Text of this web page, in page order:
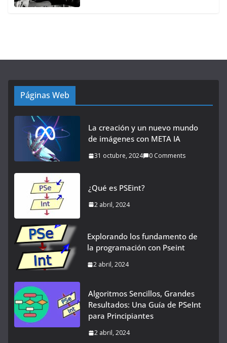
Páginas Web
La creación y un nuevo mundo
de imágenes con META IA
31 octubre, 2024 0 Comments
¿Qué es PSEint?
2 abril, 2024
Explorando los fundamento de
la programación con Pseint
2 abril, 2024
Algoritmos Sencillos, Grandes
Resultados: Una Guía de PSeInt
para Principiantes
2 abril, 2024